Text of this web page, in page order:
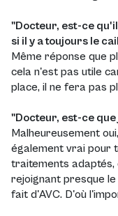
"Docteur, est-ce
si il y a toujours le
Même réponse que
cela n'est pas utile
place, il ne fera pas
"Docteur, est-ce que
Malheureusement
également vrai pour
traitements adaptés,
rejoignant presque
fait d'AVC. D'où